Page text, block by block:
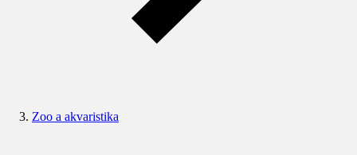
Zoo a akvaristika